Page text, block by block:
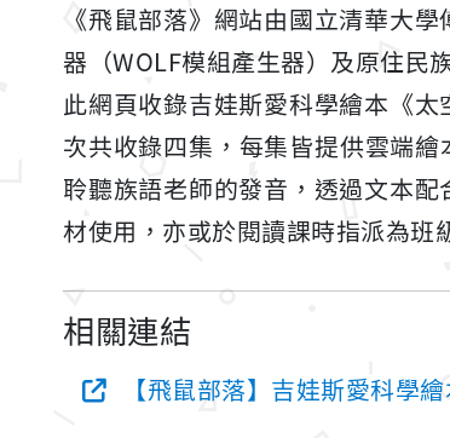
《飛鼠部落》網站由國立清華大
器（WOLF模組產生器）及原住民
此網頁收錄吉娃斯愛科學繪本《
次共收錄四集，每集皆提供雲端
聆聽族語老師的發音，透過文本
材使用，亦或於閱讀課時指派為班
相關連結
【飛鼠部落】吉娃斯愛科學